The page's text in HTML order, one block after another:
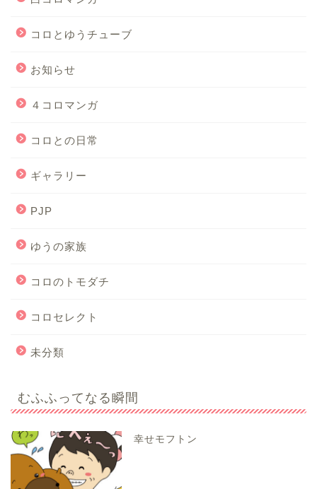
コロとゆうチューブ
お知らせ
４コロマンガ
コロとの日常
ギャラリー
PJP
ゆうの家族
コロのトモダチ
コロセレクト
未分類
むふふってなる瞬間
幸せモフトン